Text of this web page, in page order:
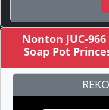
Nonton JUC-
Soap Pot